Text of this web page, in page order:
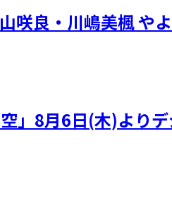
良・川嶋美楓 や
8月6日(木)よりデ